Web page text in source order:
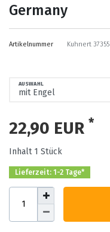
Germany
Artikelnummer Kuhnert 37355
AUSWAHL
22,90 EUR *
Inhalt 1 Stück
Lieferzeit: 1-2 Tage*